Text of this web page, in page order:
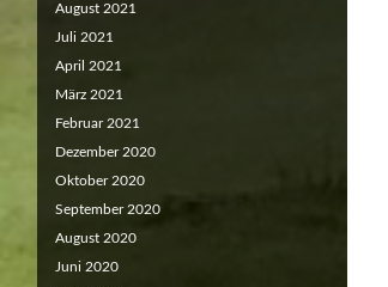
August 2021
Juli 2021
April 2021
März 2021
Februar 2021
Dezember 2020
Oktober 2020
September 2020
August 2020
Juni 2020